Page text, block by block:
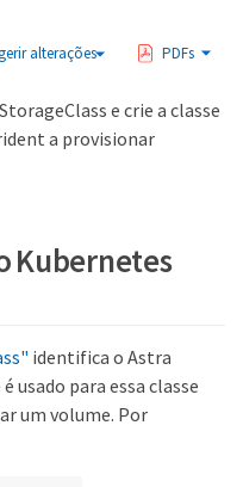
alterações PDFs
e crie a classe
a provisionar
Kubernetes
identifica o Astra
usado para essa classe
um volume. Por